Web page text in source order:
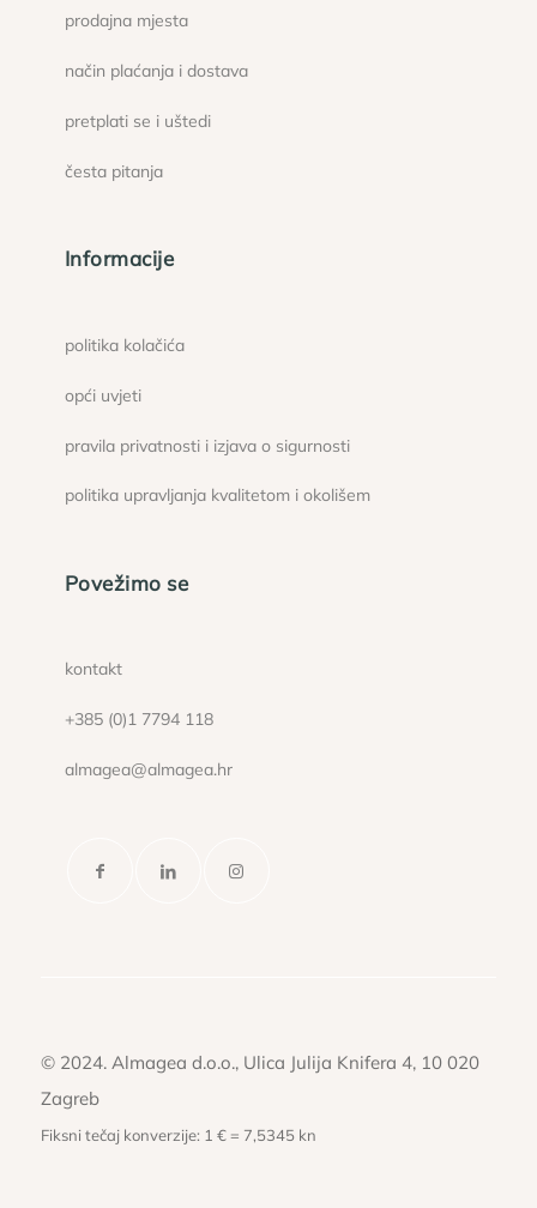
prodajna mjesta
način plaćanja i dostava
pretplati se i uštedi
česta pitanja
Informacije
politika kolačića
opći uvjeti
pravila privatnosti i izjava o sigurnosti
politika upravljanja kvalitetom i okolišem
Povežimo se
kontakt
+385 (0)1 7794 118
almagea@almagea.hr
© 2024. Almagea d.o.o., Ulica Julija Knifera 4, 10 020
Zagreb
Fiksni tečaj konverzije: 1 € = 7,5345 kn